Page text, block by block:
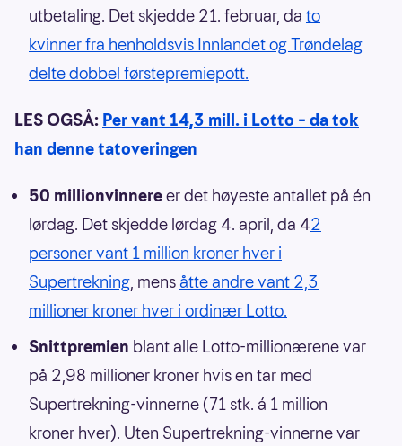
utbetaling. Det skjedde 21. februar, da to
kvinner fra henholdsvis Innlandet og Trøndelag
delte dobbel førstepremiepott.
LES OGSÅ: Per vant 14,3 mill. i Lotto – da tok
han denne tatoveringen
50 millionvinnereer det høyeste antallet på én
lørdag. Det skjedde lørdag 4. april, da 42
personer vant 1 million kroner hver i
Supertrekning, mensåtte andre vant 2,3
millioner kroner hver i ordinær Lotto.
Snittpremien blant alle Lotto-millionærene var
på 2,98 millioner kroner hvis en tar med
Supertrekning-vinnerne (71 stk. á 1 million
kroner hver). Uten Supertrekning-vinnerne var